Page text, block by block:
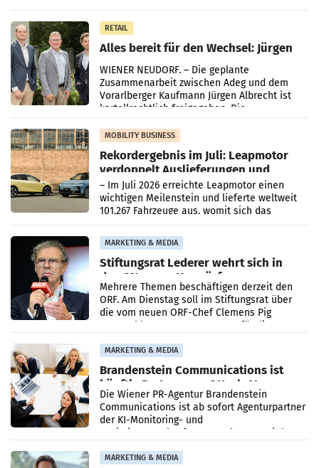
Oberösterreich. Die beiden Standorte liegen
RETAIL
Alles bereit für den Wechsel: Jürgen
Albrecht setzt ab 1.1.2027 auf Adeg
WIENER NEUDORF. – Die geplante
Zusammenarbeit zwischen Adeg und dem
Vorarlberger Kaufmann Jürgen Albrecht ist
kartellrechtlich freigegeben: Die
Bundeswettbewerbsbehörde und der
Bundeskartellanwalt
MOBILITY BUSINESS
Rekordergebnis im Juli: Leapmotor
verdoppelt Auslieferungen und
überschreitet die 100.000er-Marke
– Im Juli 2026 erreichte Leapmotor einen
wichtigen Meilenstein und lieferte weltweit
101.267 Fahrzeuge aus, womit sich das
Ergebnis gegenüber Juli 2025 mehr als
verdoppelte (+102
MARKETING & MEDIA
Stiftungsrat Lederer wehrt sich in
den SN gegen Vorwürfe
Mehrere Themen beschäftigen derzeit den
ORF. Am Dienstag soll im Stiftungsrat über
die vom neuen ORF-Chef Clemens Pig
vorgeschlagenen Besetzungen für die
MARKETING & MEDIA
Brandenstein Communications ist
künftig Partner von OtterlyAI
Die Wiener PR-Agentur Brandenstein
Communications ist ab sofort Agenturpartner
der KI-Monitoring- und
Optimierungsplattform OtterlyAI. Damit baut
MARKETING & MEDIA